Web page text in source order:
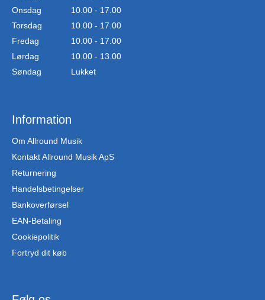
Onsdag
10.00 - 17.00
Torsdag
10.00 - 17.00
Fredag
10.00 - 17.00
Lørdag
10.00 - 13.00
Søndag
Lukket
Information
Om Allround Musik
Kontakt Allround Musik ApS
Returnering
Handelsbetingelser
Bankoverførsel
EAN-Betaling
Cookiepolitik
Fortryd dit køb